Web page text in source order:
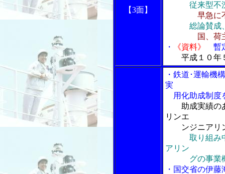
【3面】
従来型不
早急に
総論賛成
国、荷
・
《資料》
暫
平成１０年
・鉄道･運輸機
実
用化助成制度
助成実績の
リンエ
ンジニアリ
取り組み
アリン
グの事業概
・国交省の伊